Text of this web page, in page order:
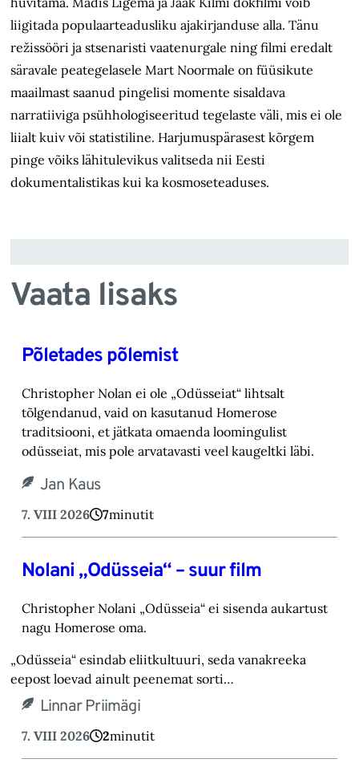
liigitada populaarteadusliku ajakirjanduse alla. Tänu
režissööri ja stsenaristi vaatenurgale ning filmi eredalt
säravale peategelasele Mart Noormale on füüsikute
maailmast saanud pingelisi momente sisaldava
narratiiviga psühhologiseeritud tegelaste väli, mis ei ole
liialt kuiv või statistiline. Harjumuspärasest kõrgem
pinge võiks lähitulevikus valitseda nii Eesti
dokumentalistikas kui ka kosmose­teaduses.
Vaata lisaks
Põletades põlemist
Christopher Nolan ei ole „Odüsseiat“ lihtsalt
tõlgendanud, vaid on kasutanud Homerose
tra‎ditsiooni, et jätkata omaenda loomingulist
odüsseiat, mis pole arvatavasti veel kaugeltki läbi.‎
Jan Kaus
7. VIII 2026 7minutit
Nolani „Odüsseia“ – suur film
Christopher Nolani „Odüsseia“ ei sisenda aukartust
nagu Homerose oma.‎
„Odüsseia“ esindab eliitkultuuri, seda vanakreeka
eepost loevad ainult peenemat sorti…
Linnar Priimägi
7. VIII 2026 2minutit